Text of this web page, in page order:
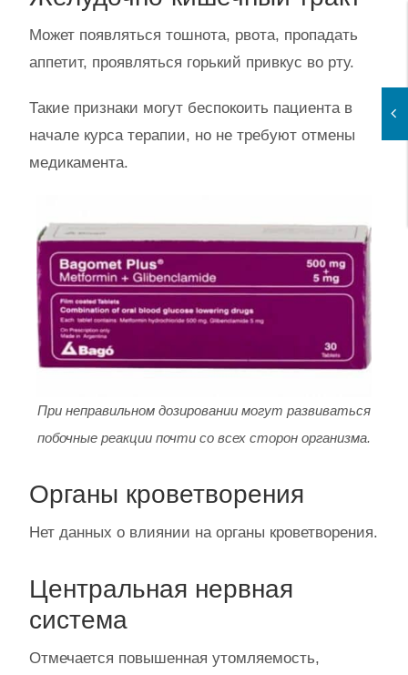
Может появляться тошнота, рвота, пропадать
аппетит, проявляться горький привкус во рту.
Такие признаки могут беспокоить пациента в
начале курса терапии, но не требуют отмены
медикамента.
При неправильном дозировании могут развиваться
побочные реакции почти со всех сторон организма.
Органы кроветворения
Нет данных о влиянии на органы кроветворения.
Центральная нервная
система
Отмечается повышенная утомляемость,